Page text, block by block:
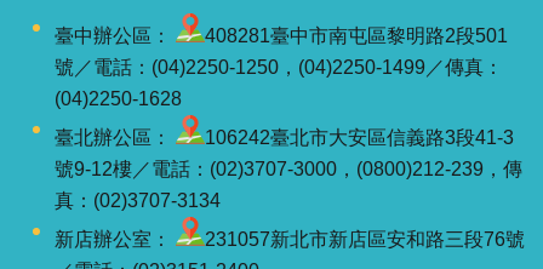
回
臺中辦公區：
408281臺中市南屯區黎明路2段501
號／電話：(04)2250-1250，(04)2250-1499／傳真：
(04)2250-1628
臺北辦公區：
106242臺北市大安區信義路3段41-3
號9-12樓／電話：(02)3707-3000，(0800)212-239，傳
真：(02)3707-3134
新店辦公室：
231057新北市新店區安和路三段76號